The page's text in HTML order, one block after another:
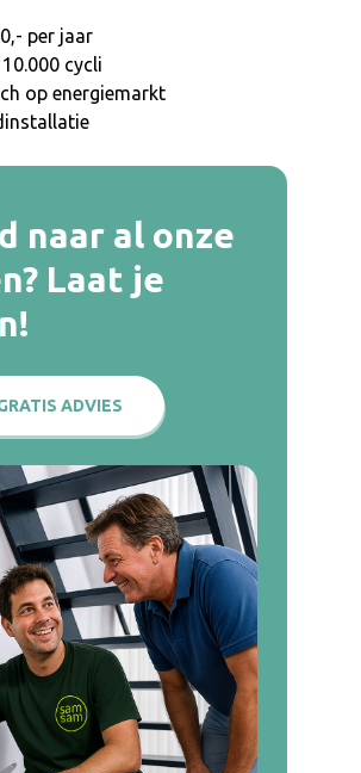
per jaar
cycli
op energiemarkt
naar al onze
Laat je
ADVIES